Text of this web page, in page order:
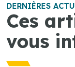
DERNIÈRES
Ces
vous